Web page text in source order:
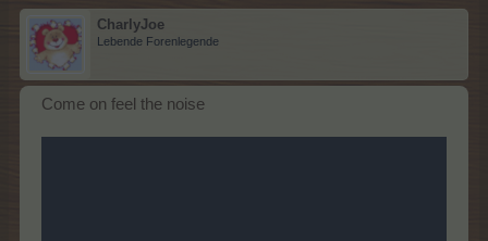
CharlyJoe
Lebende Forenlegende
Come on feel the noise